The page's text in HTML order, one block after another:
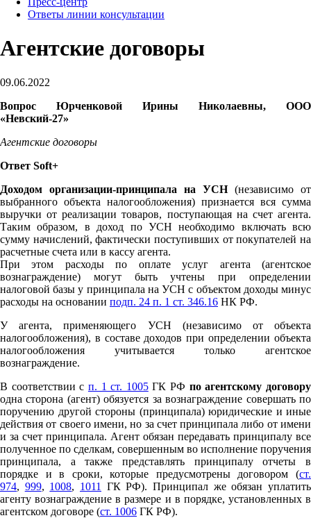
Ответы линии консультации
Агентские договоры
09.06.2022
Вопрос Юрченковой Ирины Николаевны, ООО
«Невский-27»
Агентские договоры
Ответ Soft+
Доходом организации-принципала на УСН(независимо от
выбранного объекта налогообложения) признается вся сумма
выручки от реализации товаров, поступающая на счет агента.
Таким образом, в доход по УСН необходимо включать всю
сумму начислений, фактически поступивших от покупателей на
расчетные счета или в кассу агента.
При этом расходы по оплате услуг агента (агентское
вознаграждение) могут быть учтены при определении
налоговой базы у принципала на УСН с объектом доходы минус
расходы на основании подп. 24 п. 1 ст. 346.16 НК РФ.
У агента, применяющего УСН (независимо от объекта
налогообложения), в составе доходов при определении объекта
налогообложения учитывается только агентское
вознаграждение.
В соответствии с п. 1 ст. 1005ГК РФ по агентскому договору
одна сторона (агент) обязуется за вознаграждение совершать по
поручению другой стороны (принципала) юридические и иные
действия от своего имени, но за счет принципала либо от имени
и за счет принципала. Агент обязан передавать принципалу все
полученное по сделкам, совершенным во исполнение поручения
принципала, а также представлять принципалу отчеты в
порядке и в сроки, которые предусмотрены договором (ст.
974, 999, 1008, 1011
ГК РФ). Принципал же обязан уплатить
агенту вознаграждение в размере и в порядке, установленных в
агентском договоре (ст. 1006 ГК РФ).